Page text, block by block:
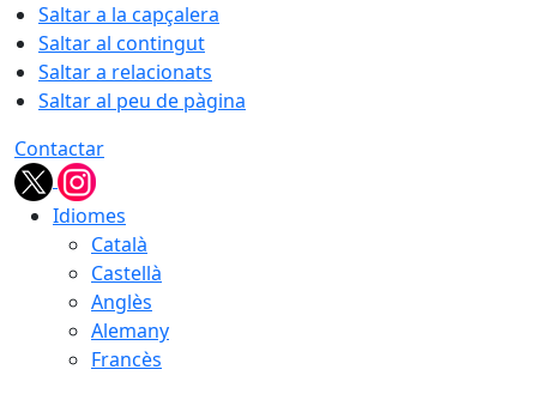
Saltar a la capçalera
Saltar al contingut
Saltar a relacionats
Saltar al peu de pàgina
Contactar
Idiomes
Català
Castellà
Anglès
Alemany
Francès